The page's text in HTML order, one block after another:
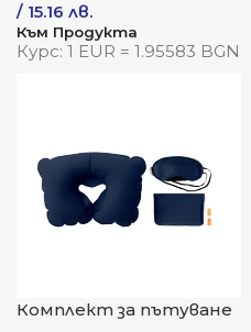
/ 15.16 лв.
Към Продукта
Курс: 1 EUR = 1.95583 BGN
Комплект за пътуване